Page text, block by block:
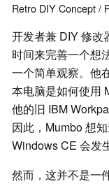
Retro DIYConcept /
开发者兼 DIY 修改
时间来完善一个想
一个简单观察。他
本电脑是如何使用
他的旧 IBM
因此，Mumbo 想
Windows CE 会发
然而，这并不是一